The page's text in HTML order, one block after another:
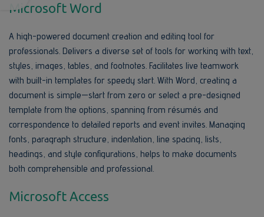
Microsoft Word
A high-powered document creation and editing tool for
professionals. Delivers a diverse set of tools for working with text,
styles, images, tables, and footnotes. Facilitates live teamwork
with built-in templates for speedy start. With Word, creating a
document is simple—start from zero or select a pre-designed
template from the options, spanning from résumés and
correspondence to detailed reports and event invites. Managing
fonts, paragraph structure, indentation, line spacing, lists,
headings, and style configurations, helps to make documents
both comprehensible and professional.
Microsoft Access